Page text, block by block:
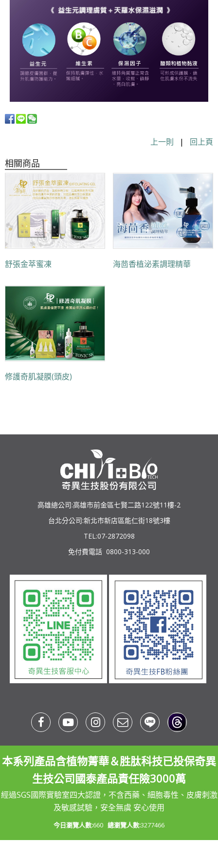
上一則 | 回上頁
相關商品
舒張金萃蜜凍 海茴香植泌素調理精華
修護奇肌凝膜(頭皮)
高雄總公司:高雄市前金區七賢二路122號11樓-2
台北分公司:新北市新店區能仁街18號3樓
TEL:07-2872098
免付費電話 0800-313-000
本系列產品含植物菁華＆胜肽科技已投保奇異
生技公司國泰產品責任險3000萬
經過SGS國際實驗室四大認證，不含西藥、細胞毒性、皮膚刺激
及敏感試驗，安全無虞 安心使用
今日瀏覽人數:660 總瀏覽人數:3277466